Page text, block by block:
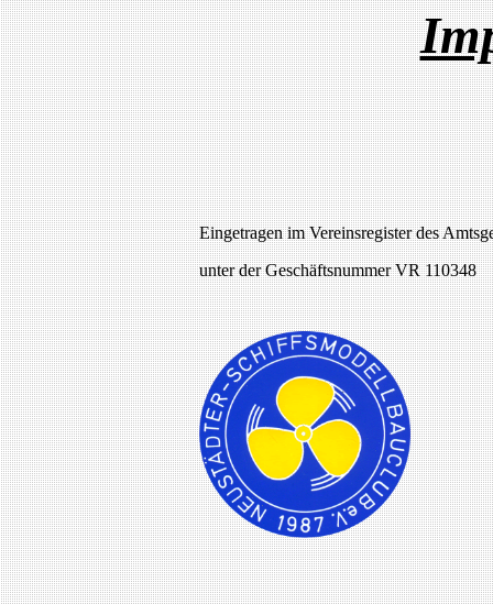
Eingetragen im Vereinsregister des
unter der Geschäftsnummer VR 110348